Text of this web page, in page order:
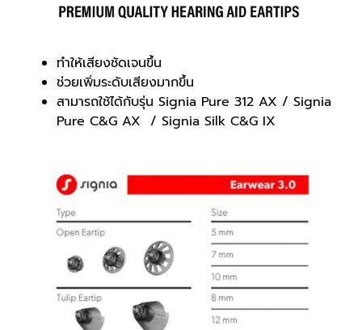
ทำให้เสียงชัดเจนขึ้น
ช่วยเพิ่มระดับเสียงมากขึ้น
สามารถใช้ได้กับรุ่น Signia Pure 312 AX / Signia
Pure C&G AX / Signia Silk C&G IX